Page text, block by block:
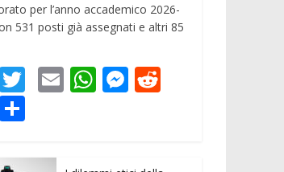
per l’anno accademico 2026-
531 posti già assegnati e altri 85
F
ac
e
b
T
er
E W M
Li
k n